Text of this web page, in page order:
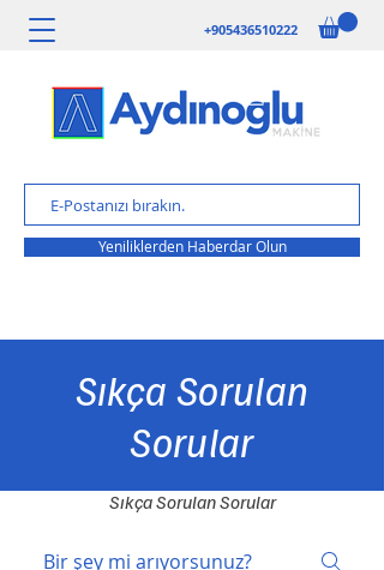
+905436510222
Yeniliklerden Haberdar Olun
Sıkça Sorulan
Sorular
Sıkça Sorulan Sorular